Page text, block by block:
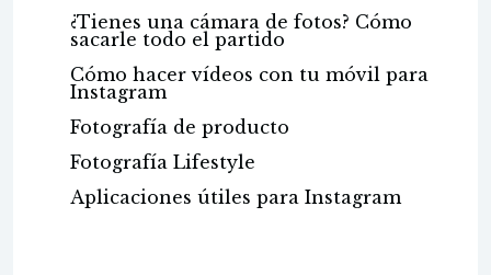
¿Tienes una cámara de fotos? Cómo
sacarle todo el partido
Cómo hacer vídeos con tu móvil para
Instagram
Fotografía de producto
Fotografía Lifestyle
Aplicaciones útiles para Instagram